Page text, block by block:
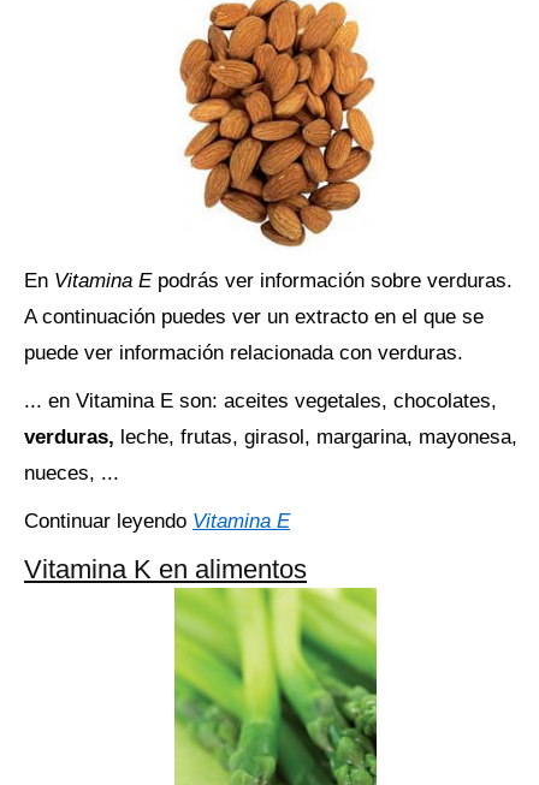
En Vitamina Epodrás ver información sobre verduras.
A continuación puedes ver un extracto en el que se
puede ver información relacionada con verduras.
... en Vitamina E son: aceites vegetales, chocolates,
verduras, leche, frutas, girasol, margarina, mayonesa,
nueces, ...
Continuar leyendo Vitamina E
Vitamina K en alimentos